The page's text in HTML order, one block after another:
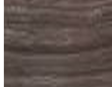
Tuyển dụng